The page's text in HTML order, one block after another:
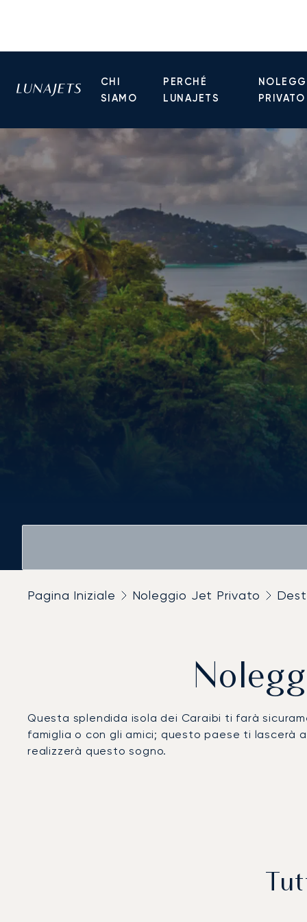
CHI
SIAMO
PERCHÉ
LUNAJETS
PRIVATO
Pagina Iniziale Noleggio Jet Privato
Questa splendida isola dei Caraibi ti farà
famiglia o con gli amici; questo paese ti lascerà
realizzerà questo sogno.